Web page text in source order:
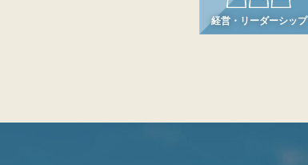
経営・リーダーシップ